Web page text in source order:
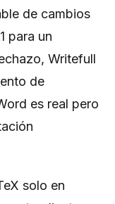
de cambios
para un
Writefull
de
es real pero
solo en